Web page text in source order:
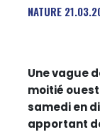
NATURE
Une vague
moitié
samedi en
apportant